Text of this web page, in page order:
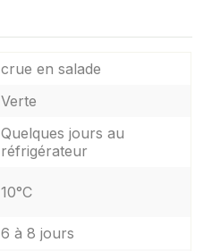
crue en salade
Verte
Quelques jours au
réfrigérateur
10°C
6 à 8 jours